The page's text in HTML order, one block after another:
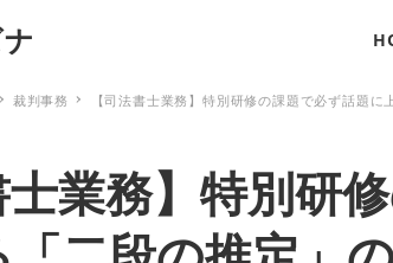
裁判事務 【司法書士業務】特別研修の課題で必ず話題
士業務】特別研